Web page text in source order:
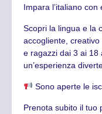
Impara l’italiano con
Scopri la lingua e la
accogliente,
e ragazzi dai 3 ai 18
un’esperienza
Sono aperte le
Prenota subito il tuo